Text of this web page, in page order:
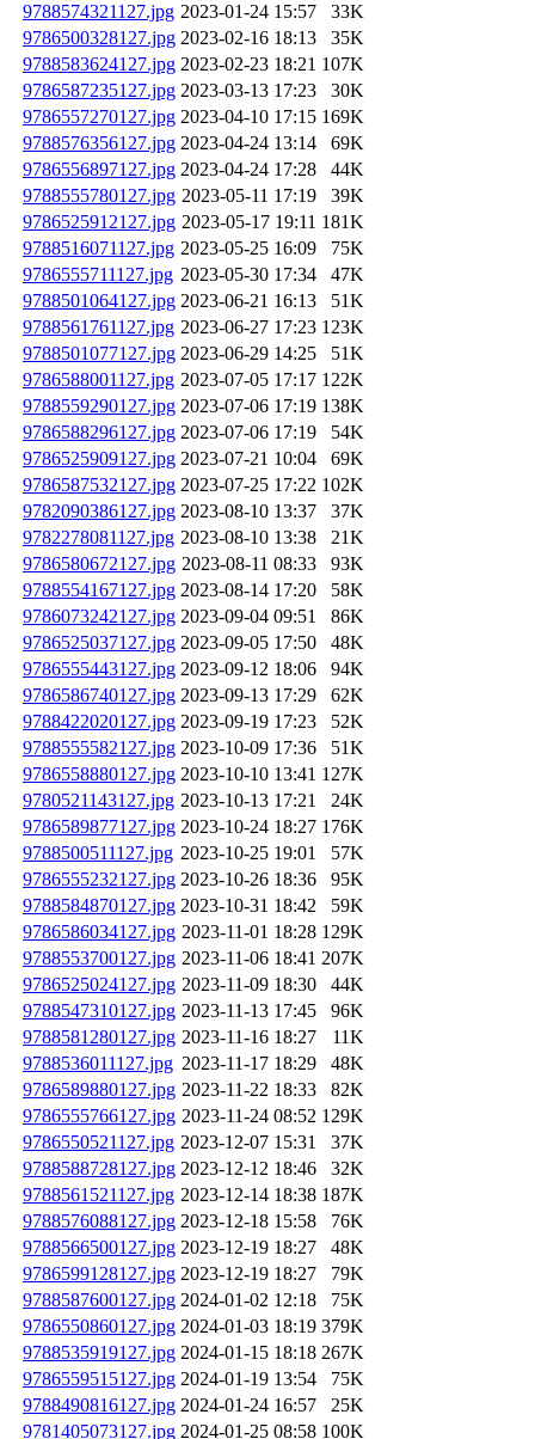
9788574321127.jpg 2023-01-24 15:57
33K
9786500328127.jpg 2023-02-16 18:13
35K
9788583624127.jpg 2023-02-23 18:21 107K
9786587235127.jpg 2023-03-13 17:23
30K
9786557270127.jpg 2023-04-10 17:15 169K
9788576356127.jpg 2023-04-24 13:14
69K
9786556897127.jpg 2023-04-24 17:28
44K
9788555780127.jpg 2023-05-11 17:19
39K
9786525912127.jpg 2023-05-17 19:11 181K
9788516071127.jpg 2023-05-25 16:09
75K
9786555711127.jpg 2023-05-30 17:34
47K
9788501064127.jpg 2023-06-21 16:13
51K
9788561761127.jpg 2023-06-27 17:23 123K
9788501077127.jpg 2023-06-29 14:25
51K
9786588001127.jpg 2023-07-05 17:17 122K
9788559290127.jpg 2023-07-06 17:19 138K
9786588296127.jpg 2023-07-06 17:19
54K
9786525909127.jpg 2023-07-21 10:04
69K
9786587532127.jpg 2023-07-25 17:22 102K
9782090386127.jpg 2023-08-10 13:37
37K
9782278081127.jpg 2023-08-10 13:38
21K
9786580672127.jpg 2023-08-11 08:33
93K
9788554167127.jpg 2023-08-14 17:20
58K
9786073242127.jpg 2023-09-04 09:51
86K
9786525037127.jpg 2023-09-05 17:50
48K
9786555443127.jpg 2023-09-12 18:06
94K
9786586740127.jpg 2023-09-13 17:29
62K
9788422020127.jpg 2023-09-19 17:23
52K
9788555582127.jpg 2023-10-09 17:36
51K
9786558880127.jpg 2023-10-10 13:41 127K
9780521143127.jpg 2023-10-13 17:21
24K
9786589877127.jpg 2023-10-24 18:27 176K
9788500511127.jpg 2023-10-25 19:01
57K
9786555232127.jpg 2023-10-26 18:36
95K
9788584870127.jpg 2023-10-31 18:42
59K
9786586034127.jpg 2023-11-01 18:28 129K
9788553700127.jpg 2023-11-06 18:41 207K
9786525024127.jpg 2023-11-09 18:30
44K
9788547310127.jpg 2023-11-13 17:45
96K
9788581280127.jpg 2023-11-16 18:27
11K
9788536011127.jpg 2023-11-17 18:29
48K
9786589880127.jpg 2023-11-22 18:33
82K
9786555766127.jpg 2023-11-24 08:52 129K
9786550521127.jpg 2023-12-07 15:31
37K
9788588728127.jpg 2023-12-12 18:46
32K
9788561521127.jpg 2023-12-14 18:38 187K
9788576088127.jpg 2023-12-18 15:58
76K
9788566500127.jpg 2023-12-19 18:27
48K
9786599128127.jpg 2023-12-19 18:27
79K
9788587600127.jpg 2024-01-02 12:18
75K
9786550860127.jpg 2024-01-03 18:19 379K
9788535919127.jpg 2024-01-15 18:18 267K
9786559515127.jpg 2024-01-19 13:54
75K
9788490816127.jpg 2024-01-24 16:57
25K
9781405073127.jpg 2024-01-25 08:58 100K